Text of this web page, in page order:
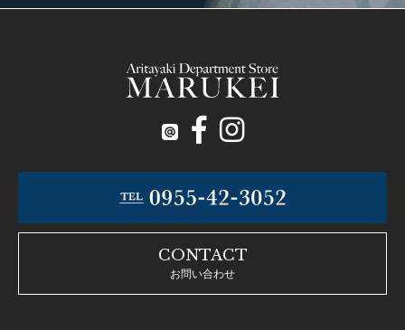
CONTACT
お問い合わせ